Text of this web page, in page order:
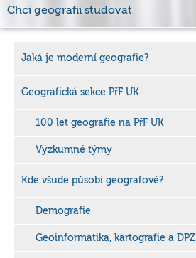
Chci geografii studovat
Jaká je moderní geografie?
Geografická sekce PřF UK
100 let geografie na PřF UK
Výzkumné týmy
Kde všude působí geografové?
Demografie
Geoinformatika, kartografie a DPZ